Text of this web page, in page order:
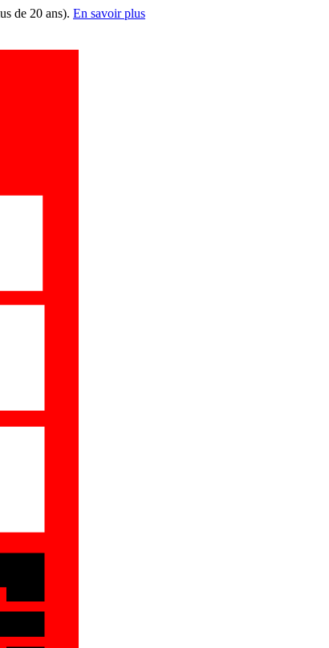
de 20 ans). En savoir plus